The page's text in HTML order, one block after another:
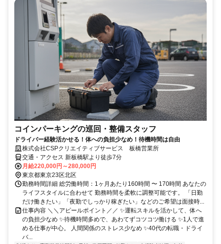
コインパーキングの巡回・整備スタッフ
ドライバー経験活かせる！体への負担少なめ！待機時間は自由
株式会社CSPクリエイティブサービス 板橋営業所
交通・アクセス 新板橋駅より徒歩7分
月給220,000円～280,000円
東京都東京23区北区
勤務時間詳細 総労働時間：1ヶ月あたり160時間 〜 170時間 あなたの
ライフスタイルに合わせて 勤務時間を柔軟に調整可能です。 「日勤
だけ働きたい」「夜勤でしっかり稼ぎたい」などのご希望は面接時...
仕事内容 ＼＼アピールポイント／／ ✨運転スキルを活かして、体へ
の負担少なめ ✨待機時間多めで、あわてずコツコツ働ける ✨1人で進
める仕事が中心。 人間関係のストレス少なめ ✨40代の転職・ドライ
バ...